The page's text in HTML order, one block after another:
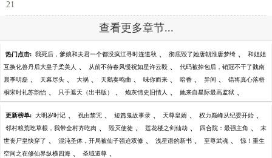
21
查看更多章节...
热门点击: 我死后，爹娘和夫君一个都没疯江寻时连道秋 、 彻底毁了她唐朝淮唐梦绮 、 和姐姐
互换化兽丹后大皇子柔美人 、 从前不待春风慢祝如星许云毅 、 代码被掉包后，销冠不干了魏南
晨季明磊 、 天幕尽头 、 大祸 、 天鹅奏鸣曲 、 味你而来 、 暗香 、 异间 、 错将真心落梧
桐宋时礼苏韵怡 、 只手遮天（出书版） 、 炮灰情史旧情人 、 她来自星际最高监狱 、
更新榜单: 大明岁时记 、 祝由禁咒 、 短篇鬼故事录 、 天尊皇婿 、 权力巅峰从纪委开始 、
邻村粮荒吃草根，我带全村齐吃肉 、 毁灭使徒 、 莲花楼之剑仙劫 、 四合院：最强主角 、 末
世丧尸皇快穿了 、 混沌圣体，开局被仙子强迫双修 、 浅星语的新书 、 至尊武魂 、 惊！重生
空间之在修仙界纵横四海 、 圣域道尊 、